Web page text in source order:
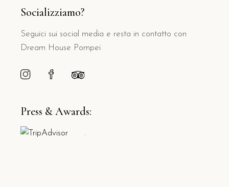
Socializziamo?
Seguici sui social media e resta in contatto con
Dream House Pompei
Press & Awards:
.